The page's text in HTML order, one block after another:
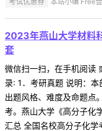
2023年燕山大学材料
套
微信扫一扫，在手机阅读
录: 1．考研真题 说明：
出题风格、难度及命题点
考。燕山大学《高分子化
汇总 全国名校高分子化学